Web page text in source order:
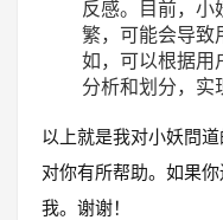
反感。目前，小
繁，可能会导致
如，可以根据用
分析和划分，实
以上就是我对小妖問
对你有所帮助。如果
我。谢谢！